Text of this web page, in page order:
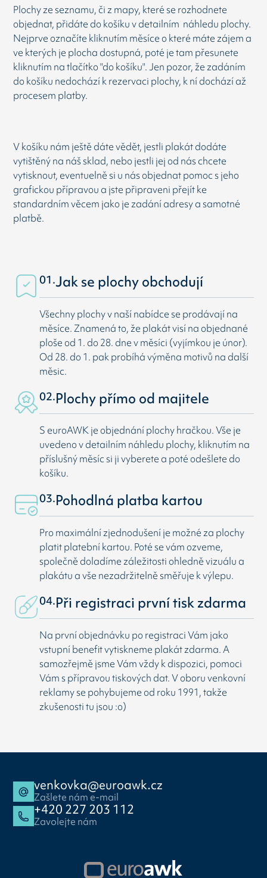
Plochy ze seznamu, či z mapy, které se rozhodnete
objednat, přidáte do košíku v detailním náhledu plochy.
Nejprve označíte kliknutím měsíce o které máte zájem a
ve kterých je plocha dostupná, poté je tam přesunete
kliknutím na tlačítko "do košíku". Jen pozor, že zadáním
do košíku nedochází k rezervaci plochy, k ní dochází až
procesem platby.
V košíku nám ještě dáte vědět, jestli plakát dodáte
vytištěný na náš sklad, nebo jestli jej od nás chcete
vytisknout, eventuelně si u nás objednat pomoc s jeho
grafickou přípravou a jste připraveni přejít ke
standardním věcem jako je zadání adresy a samotné
platbě.
01.Jak se plochy obchodují
Všechny plochy v naší nabídce se prodávají na
měsíce. Znamená to, že plakát visí na objednané
ploše od 1. do 28. dne v měsíci (vyjímkou je únor).
Od 28. do 1. pak probíhá výměna motivů na další
měsic.
02.Plochy přímo od majitele
S euroAWK je objednání plochy hračkou. Vše je
uvedeno v detailním náhledu plochy, kliknutím na
příslušný měsíc si ji vyberete a poté odešlete do
košíku.
03.Pohodlná platba kartou
Pro maximální zjednodušení je možné za plochy
platit platební kartou. Poté se vám ozveme,
společně doladíme záležitosti ohledně vizuálu a
plakátu a vše nezadržitelně směřuje k výlepu.
04.Při registraci první tisk zdarma
Na první objednávku po registraci Vám jako
vstupní benefit vytiskneme plakát zdarma. A
samozřejmě jsme Vám vždy k dispozici, pomoci
Vám s přípravou tiskových dat. V oboru venkovní
reklamy se pohybujeme od roku 1991, takže
zkušenosti tu jsou :o)
venkovka@euroawk.cz
Zašlete nám e-mail
+420 227 203 112
Zavolejte nám